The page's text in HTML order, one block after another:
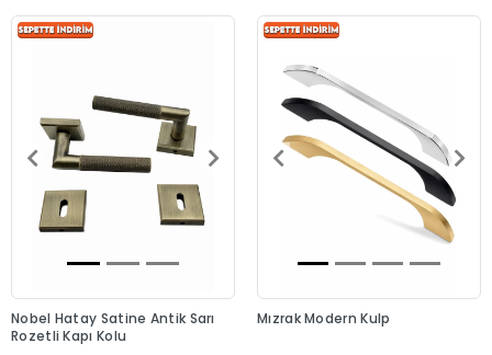
Nobel Hatay Satine Antik Sarı
Rozetli Kapı Kolu
Mızrak Modern Kulp